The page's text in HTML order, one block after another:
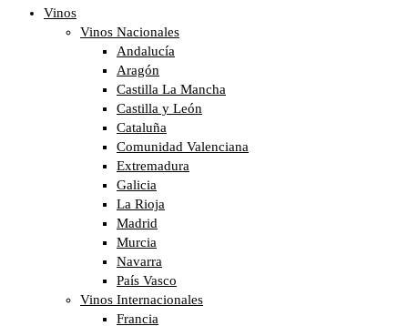
Vinos
Vinos Nacionales
Andalucía
Aragón
Castilla La Mancha
Castilla y León
Cataluña
Comunidad Valenciana
Extremadura
Galicia
La Rioja
Madrid
Murcia
Navarra
País Vasco
Vinos Internacionales
Francia